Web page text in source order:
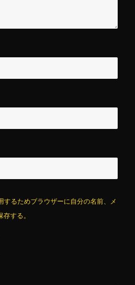
するためブラウザーに自分の名前、メ
する。